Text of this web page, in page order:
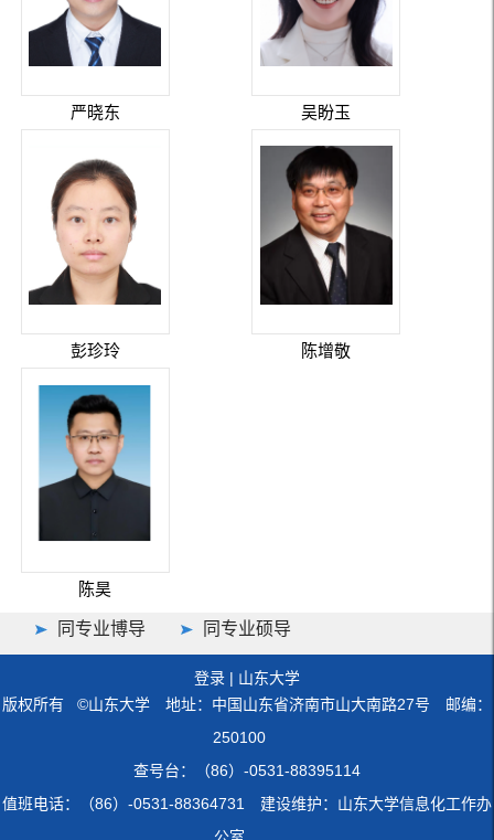
严晓东 吴盼玉
彭珍玲 陈增敬
陈昊
同专业博导 同专业硕导
登录 | 山东大学
版权所有 ©山东大学 地址：中国山东省济南市山大南路27号 邮编：
250100
查号台：（86）-0531-88395114
值班电话：（86）-0531-88364731 建设维护：山东大学信息化工作办